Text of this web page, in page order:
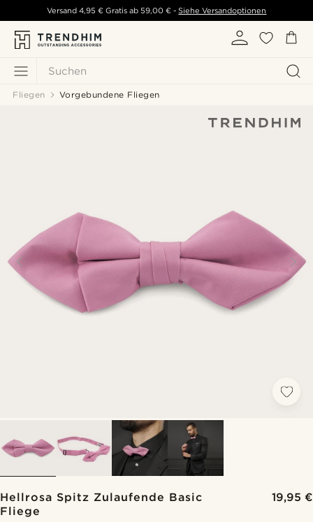
Suchen
Versand 4,95 € Gratis ab 59,00 € - Siehe Versandoptionen
Fliegen Vorgebundene Fliegen
Hellrosa Spitz Zulaufende Basic
Fliege
19,95 €